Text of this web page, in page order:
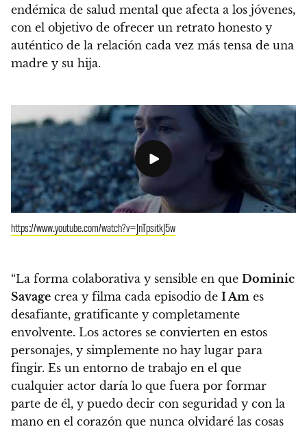
endémica de salud mental que afecta a los jóvenes,
con el objetivo de ofrecer un retrato honesto y
auténtico de la relación cada vez más tensa de una
madre y su hija.
https://www.youtube.com/watch?v=JnTpsitkJ5w
“La forma colaborativa y sensible en que Dominic
Savage crea y filma cada episodio de I Am es
desafiante, gratificante y completamente
envolvente. Los actores se convierten en estos
personajes, y simplemente no hay lugar para
fingir. Es un entorno de trabajo en el que
cualquier actor daría lo que fuera por formar
parte de él, y puedo decir con seguridad y con la
mano en el corazón que nunca olvidaré las cosas